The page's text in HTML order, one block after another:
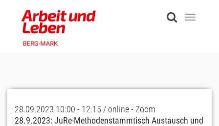
content
Toggle
28.09.2023 10:00 - 12:15 / online - Zoom
28.9.2023: JuRe-Methodenstammtisch Austausch und